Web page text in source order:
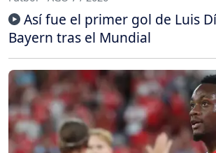
Así fue el primer gol de Luis
Bayern tras el Mundial